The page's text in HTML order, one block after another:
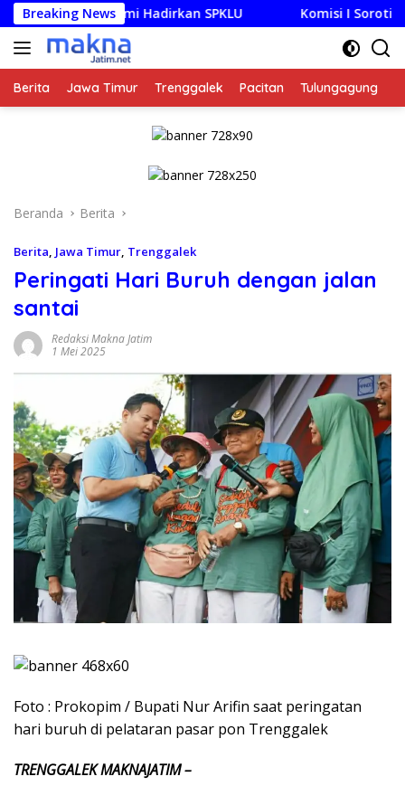
Langsung
ke
konten
Breaking News
Resmi Hadirkan SPKLU Komisi I Soroti Minimnya
Berita Jawa Timur Trenggalek Pacitan Tulungagung
Beranda Berita
Berita Jawa Timur Trenggalek
Peringati Hari Buruh dengan jalan
santai
Redaksi Makna Jatim
1 Mei 2025
Foto : Prokopim / Bupati Nur Arifin saat peringatan
hari buruh di pelataran pasar pon Trenggalek
TRENGGALEK MAKNAJATIM –